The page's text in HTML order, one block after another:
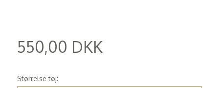
550,00 DKK
Størrelse tøj: